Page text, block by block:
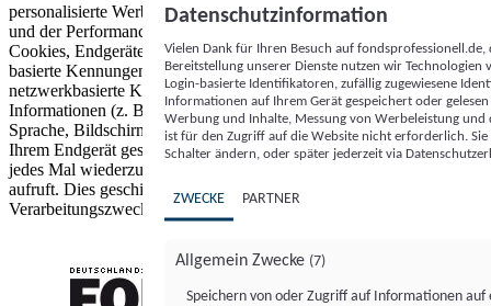
personalisierte Werbung und Inhalte, Messung von Werbeleistung
und der Performance von Inhalten sowie Zielgruppenforschung.
Cookies, Endgeräte- oder ähnliche Online-Kennungen (z. B. login-
basierte Kennungen, zufällig generierte Kennungen,
netzwerkbasierte Kennungen) können zusammen mit anderen
Informationen (z. B. Browsertyp und Browserinformationen,
Sprache, Bildschirmgröße, unterstützte Technologien usw.) auf
Ihrem Endgerät gespeichert oder von dort ausgelesen werden, um es
jedes Mal wiederzuerkennen, wenn es eine App oder einer Webseite
aufruft. Dies geschieht für einen oder mehrere der hier aufgeführten
Verarbeitungszwecke.
Datenschutzinformation
Vielen Dank für Ihren Besuch auf
Bereitstellung unserer Dienste nutzen wir Technologien
Login-basierte Identifikatoren, zufällig zugewiesene
Informationen auf Ihrem Gerät gespeichert oder
Werbung und Inhalte, Messung von Werbeleistung
ist für den Zugriff auf die Website nicht erforderlich.
Schalter ändern, oder später jederzeit via
ZWECKE PARTNER
Allgemein Zwecke (7)
Speichern von oder Zugriff auf Informationen auf